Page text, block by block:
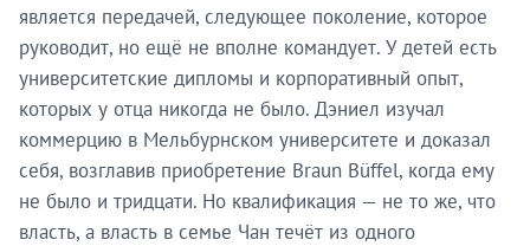
является передачей, следующее поколение, которое
руководит, но ещё не вполне командует. У детей есть
университетские дипломы и корпоративный опыт,
которых у отца никогда не было. Дэниел изучал
коммерцию в Мельбурнском университете и доказал
себя, возглавив приобретение Braun Büffel, когда ему
не было и тридцати. Но квалификация — не то же, что
власть, а власть в семье Чан течёт из одного